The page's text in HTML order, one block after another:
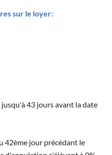
sur le loyer:
43 jours avant la date
42ème jour précédant le